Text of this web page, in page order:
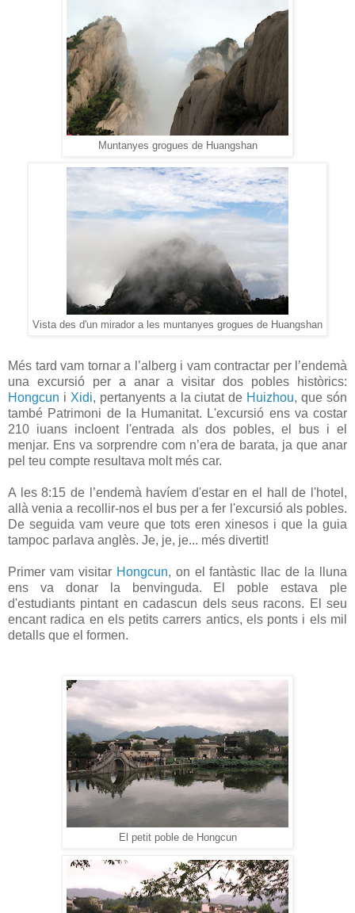
Muntanyes grogues de Huangshan
Vista des d'un mirador a les muntanyes grogues de Huangshan
Més tard vam tornar a l’alberg i vam contractar per l’endemà
una excursió per a anar a visitar dos pobles històrics:
Hongcun i Xidi, pertanyents a la ciutat de Huizhou, que són
també Patrimoni de la Humanitat. L'excursió ens va costar
210 iuans incloent l'entrada als dos pobles, el bus i el
menjar. Ens va sorprendre com n’era de barata, ja que anar
pel teu compte resultava molt més car.
A les 8:15 de l’endemà havíem d'estar en el hall de l'hotel,
allà venia a recollir-nos el bus per a fer l'excursió als pobles.
De seguida vam veure que tots eren xinesos i que la guia
tampoc parlava anglès. Je, je, je... més divertit!
Primer vam visitar Hongcun, on el fantàstic llac de la lluna
ens va donar la benvinguda. El poble estava ple
d'estudiants pintant en cadascun dels seus racons. El seu
encant radica en els petits carrers antics, els ponts i els mil
detalls que el formen.
El petit poble de Hongcun